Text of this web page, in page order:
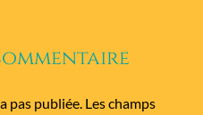
pas publiée. Les champs